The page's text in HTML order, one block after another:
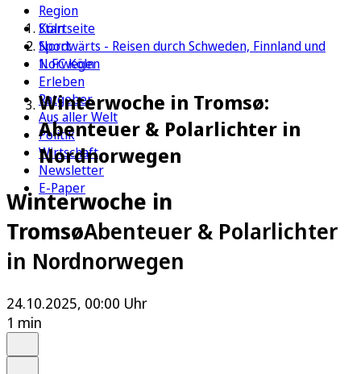
Region
Köln
Sport
1. FC Köln
Erleben
Ratgeber
Aus aller Welt
Politik
Wirtschaft
Newsletter
E-Paper
Startseite
Nordwärts - Reisen durch Schweden, Finnland und
Norwegen
Winterwoche in Tromsø:
Abenteuer & Polarlichter in
Nordnorwegen
Winterwoche in
TromsøAbenteuer & Polarlichter
in Nordnorwegen
24.10.2025, 00:00 Uhr
1 min